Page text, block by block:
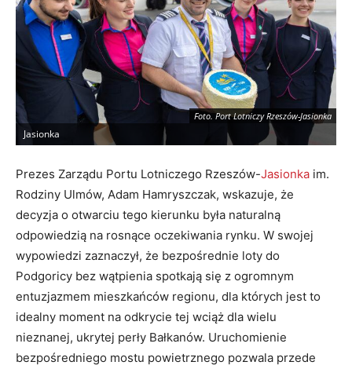
Foto. Port Lotniczy Rzeszów-Jasionka
Jasionka
Prezes Zarządu Portu Lotniczego Rzeszów-Jasionka im.
Rodziny Ulmów, Adam Hamryszczak, wskazuje, że
decyzja o otwarciu tego kierunku była naturalną
odpowiedzią na rosnące oczekiwania rynku. W swojej
wypowiedzi zaznaczył, że bezpośrednie loty do
Podgoricy bez wątpienia spotkają się z ogromnym
entuzjazmem mieszkańców regionu, dla których jest to
idealny moment na odkrycie tej wciąż dla wielu
nieznanej, ukrytej perły Bałkanów. Uruchomienie
bezpośredniego mostu powietrznego pozwala przede